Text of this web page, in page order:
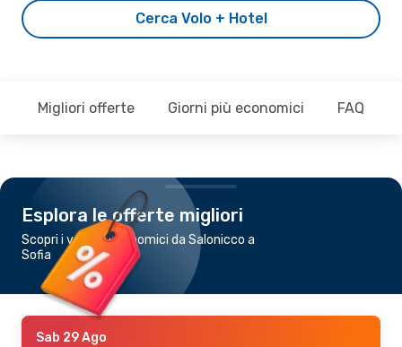
Cerca Volo + Hotel
Migliori offerte Giorni più economici FAQ
Esplora le offerte migliori
Scopri i voli più economici da Salonicco a
Sofia
Sab 29 Ago